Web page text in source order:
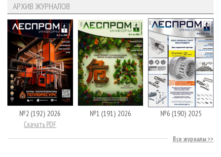
АРХИВ ЖУРНАЛОВ
№2 (192) 2026
Скачать PDF
№1 (191) 2026 №6 (190) 2025
Все журналы